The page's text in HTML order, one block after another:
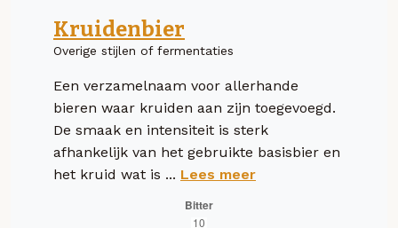
Kruidenbier
Overige stijlen of fermentaties
Een verzamelnaam voor allerhande
bieren waar kruiden aan zijn toegevoegd.
De smaak en intensiteit is sterk
afhankelijk van het gebruikte basisbier en
het kruid wat is ... Lees meer